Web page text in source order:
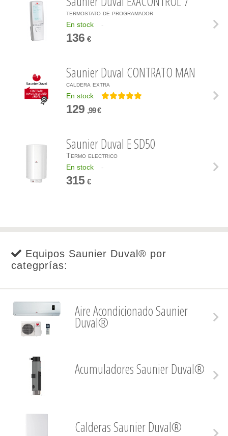
termostato de programador
En stock
-
136€
Saunier Duval CONTRATO MAN
caldera extra
En stock
129 ,99 €
Saunier Duval E SD50
Termo electrico
En stock
-
315€
Equipos Saunier Duval® por
categprías:
Aire Acondicionado Saunier
Duval®
Acumuladores Saunier Duval®
Calderas Saunier Duval®